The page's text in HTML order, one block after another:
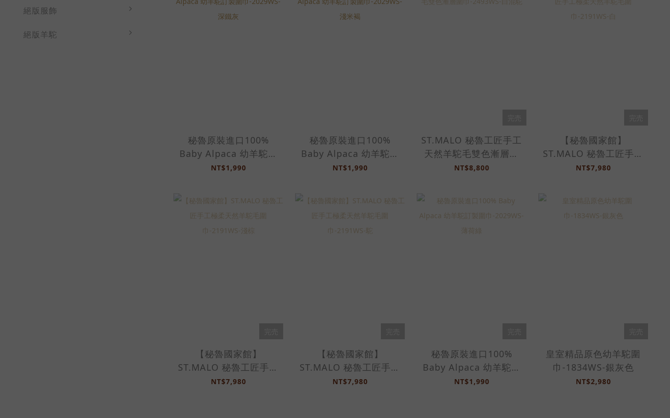
絕版服飾
絕版羊駝
秘魯原裝進口100%
Baby Alpaca 幼羊駝訂
製圍巾-2029WS-深鐵灰
NT$1,990
秘魯原裝進口100%
Baby Alpaca 幼羊駝訂
製圍巾-2029WS-淺米褐
NT$1,990
ST.MALO 秘魯工匠手工
天然羊駝毛雙色漸層圍
巾-2493WS-白混駝
NT$8,800
【秘魯國家館】
ST.MALO 秘魯工匠手工
極柔天然羊駝毛圍
NT$7,980
【秘魯國家館】
ST.MALO 秘魯工匠手工
極柔天然羊駝毛圍
NT$7,980
【秘魯國家館】
ST.MALO 秘魯工匠手工
極柔天然羊駝毛圍
NT$7,980
秘魯原裝進口100%
Baby Alpaca 幼羊駝訂
製圍巾-2029WS-薄荷綠
NT$1,990
皇室精品原色幼羊駝圍
巾-1834WS-銀灰色
NT$2,980